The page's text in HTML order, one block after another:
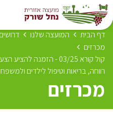
דף הבית המועצה שלנו
מכרזים
קול קורא 03/25 - הזמנה
רווחה, בריאות וטיפול לילדים
מכרזים